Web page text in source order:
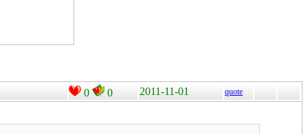
0 0 2011-11-01 quote